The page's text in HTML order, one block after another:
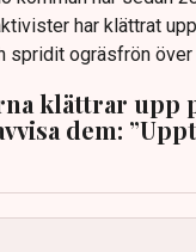
har klättrat
spridit ogräsfrön över
klättrar upp
dem: